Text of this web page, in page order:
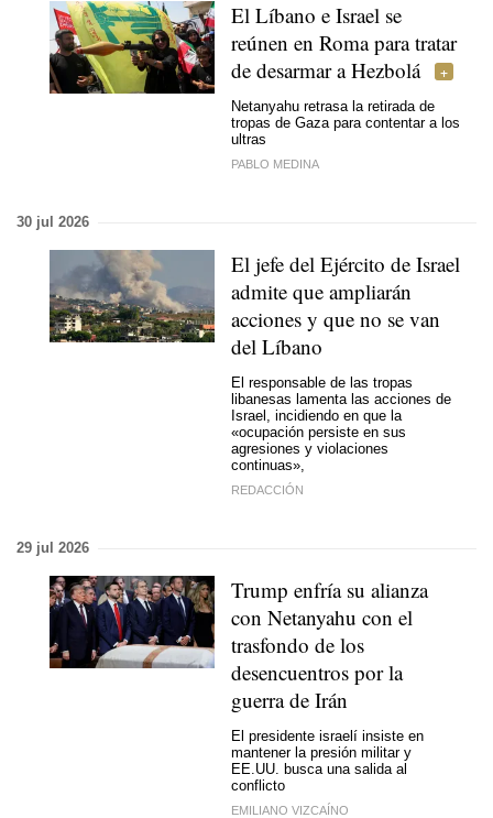
El Líbano e Israel se
reúnen en Roma para tratar
de desarmar a Hezbolá
Netanyahu retrasa la retirada de
tropas de Gaza para contentar a los
ultras
PABLO MEDINA
30 jul 2026
El jefe del Ejército de Israel
admite que ampliarán
acciones y que no se van
del Líbano
El responsable de las tropas
libanesas lamenta las acciones de
Israel, incidiendo en que la
«ocupación persiste en sus
agresiones y violaciones
continuas»,
REDACCIÓN
29 jul 2026
Trump enfría su alianza
con Netanyahu con el
trasfondo de los
desencuentros por la
guerra de Irán
El presidente israelí insiste en
mantener la presión militar y
EE.UU. busca una salida al
conflicto
EMILIANO VIZCAÍNO